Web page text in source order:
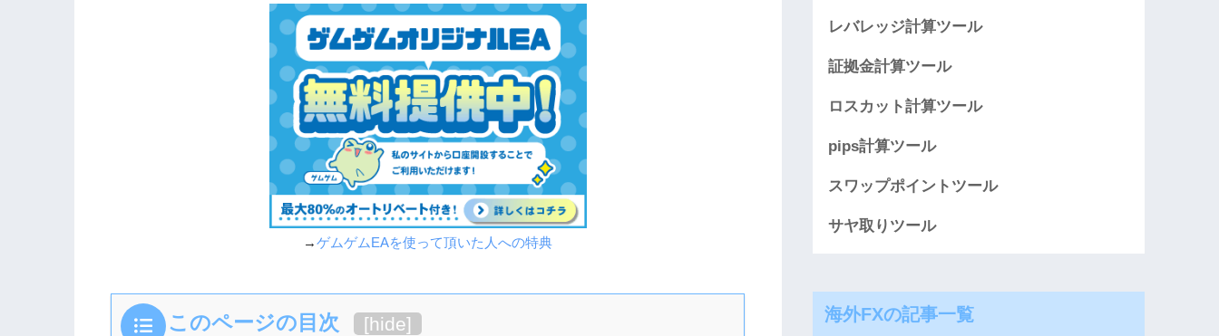
→ゲムゲムEAを使って頂いた人への特典
このページの目次 [hide]
レバレッジ計算ツール
証拠金計算ツール
ロスカット計算ツール
pips計算ツール
スワップポイントツール
サヤ取りツール
海外FXの記事一覧